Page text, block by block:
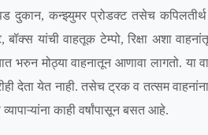
दुकान, कन्झ्युमर प्रोडक्ट तसेच
यांची वाहतूक टेम्पो, रिक्षा अशा
भरुन मोठ्या वाहनातून आणावा लागतो.
देता येत नाही. तसेच ट्रक व तत्सम
काही वर्षांपासून बसत आहे.